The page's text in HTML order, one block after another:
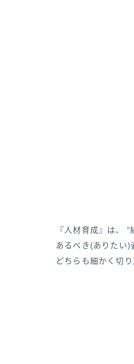
『人材育成』は、 “
あるべき(ありたい)
どちらも細かく切